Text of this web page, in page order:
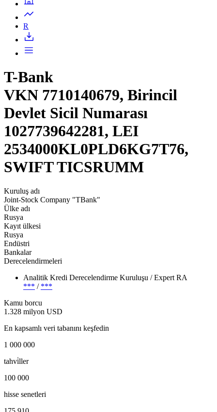
R
T-Bank
VKN 7710140679, Birincil
Devlet Sicil Numarası
1027739642281, LEI
2534000KL0PLD6KG7T76,
SWIFT TICSRUMM
Kuruluş adı
Joint-Stock Company "TBank"
Ülke adı
Rusya
Kayıt ülkesi
Rusya
Endüstri
Bankalar
Derecelendirmeleri
Analitik Kredi Derecelendirme Kuruluşu / Expert RA
*** / ***
Kamu borcu
1.328 milyon USD
En kapsamlı veri tabanını keşfedin
1 000 000
tahvi̇ller
100 000
hisse senetleri